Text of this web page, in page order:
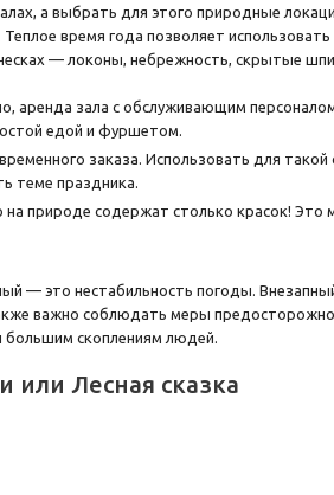
а выбрать для этого природные
Теплое время года позволяет
— локоны, небрежность, скрытые
аренда зала с обслуживающим
едой и фуршетом.
заказа. Использовать для
теме праздника.
на природе содержат столько красок!
— это нестабильность погоды.
важно соблюдать меры
большим скоплениям людей.
или Лесная сказка